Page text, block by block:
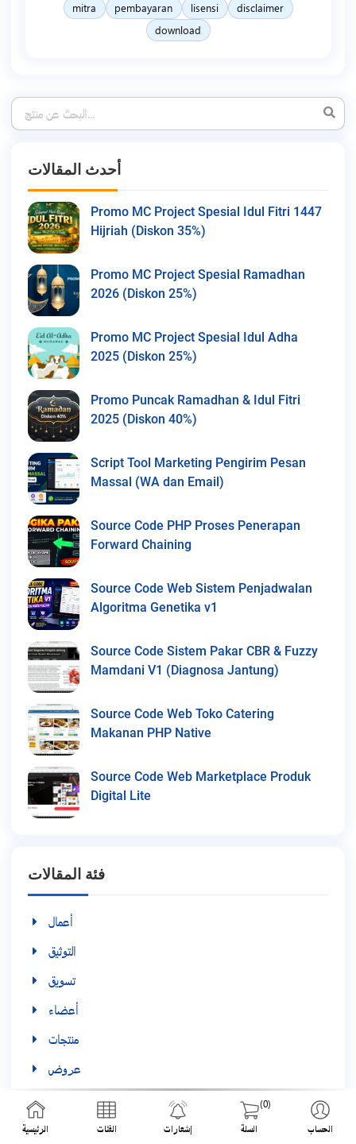
الرئيسية الفئات إشعارات
(0)
السلة
الحساب
mitra
pembayaran lisensi
disclaimer
download
أحدث المقالات
Promo MC Project Spesial Idul Fitri 1447
Hijriah (Diskon 35%)
Promo MC Project Spesial Ramadhan
2026 (Diskon 25%)
Promo MC Project Spesial Idul Adha
2025 (Diskon 25%)
Promo Puncak Ramadhan & Idul Fitri
2025 (Diskon 40%)
Script Tool Marketing Pengirim Pesan
Massal (WA dan Email)
Source Code PHP Proses Penerapan
Forward Chaining
Source Code Web Sistem Penjadwalan
Algoritma Genetika v1
Source Code Sistem Pakar CBR & Fuzzy
Mamdani V1 (Diagnosa Jantung)
Source Code Web Toko Catering
Makanan PHP Native
Source Code Web Marketplace Produk
Digital Lite
فئة المقالات
أعمال
التوثيق
تسويق
أعضاء
منتجات
عروض